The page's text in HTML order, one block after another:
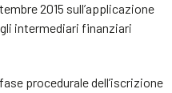
2015 sull’applicazione
intermediari finanziari
procedurale dell’iscrizione